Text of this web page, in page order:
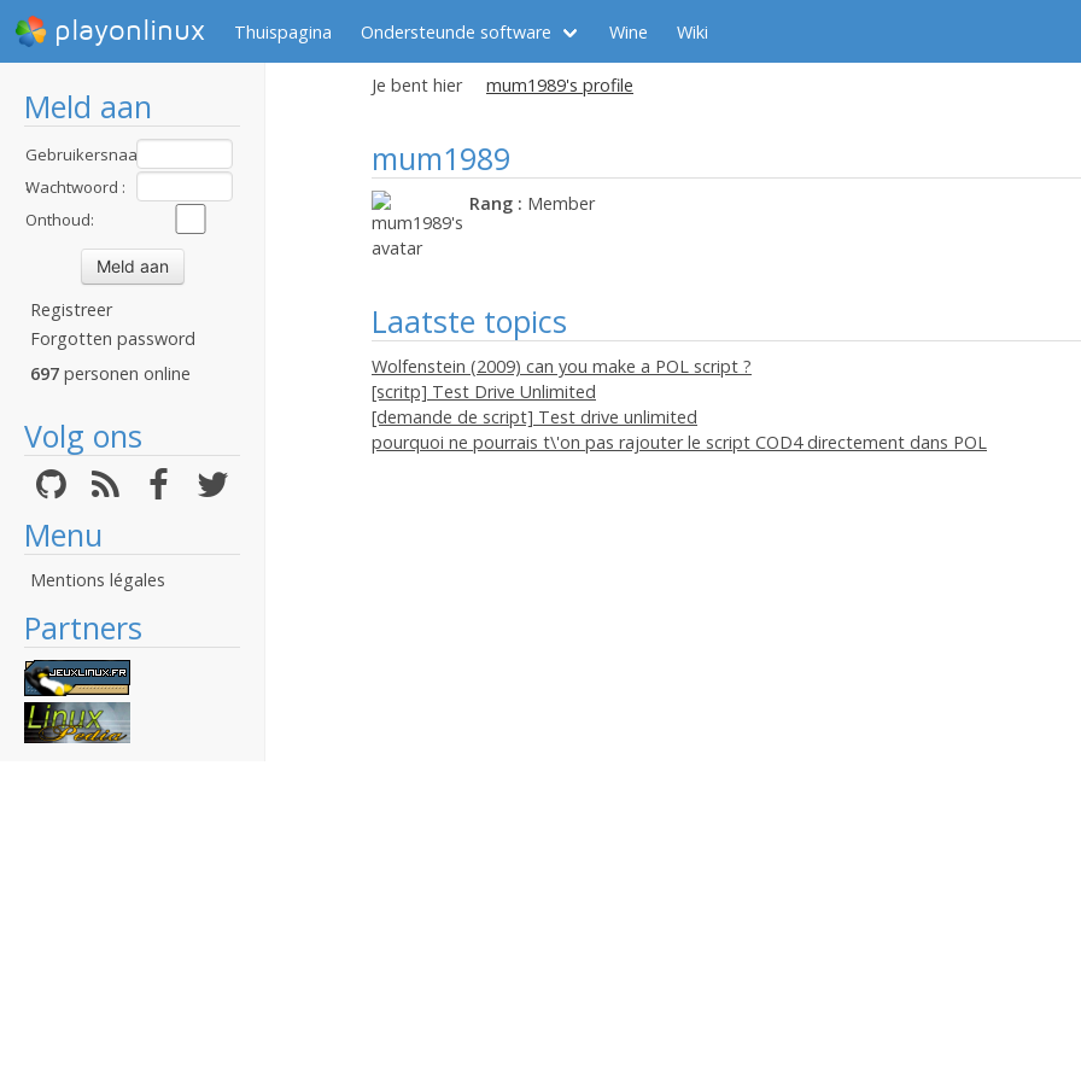
playonlinux Thuispagina Ondersteunde software Wine Wiki
Meld aan
Gebruikersnaam
:Wachtwoord :
Onthoud:
Registreer
Forgotten password
697 personen online
Volg ons
Menu
Mentions légales
Partners
Je bent hier mum1989's profile
mum1989
Rang : Member
Laatste topics
Wolfenstein (2009) can you make a POL script ?
[scritp] Test Drive Unlimited
[demande de script] Test drive unlimited
pourquoi ne pourrais t\'on pas rajouter le script COD4 directement dans POL